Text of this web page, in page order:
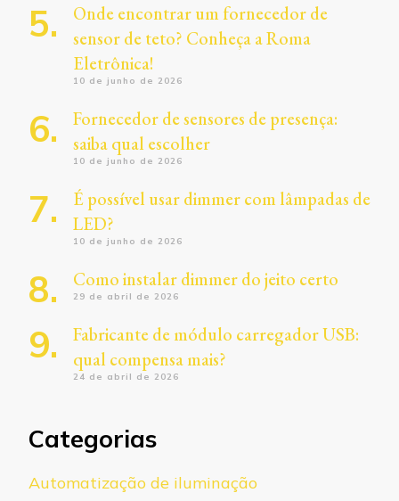
Onde encontrar um fornecedor de
sensor de teto? Conheça a Roma
Eletrônica!
10 de junho de 2026
Fornecedor de sensores de presença:
saiba qual escolher
10 de junho de 2026
É possível usar dimmer com lâmpadas de
LED?
10 de junho de 2026
Como instalar dimmer do jeito certo
29 de abril de 2026
Fabricante de módulo carregador USB:
qual compensa mais?
24 de abril de 2026
Categorias
Automatização de iluminação